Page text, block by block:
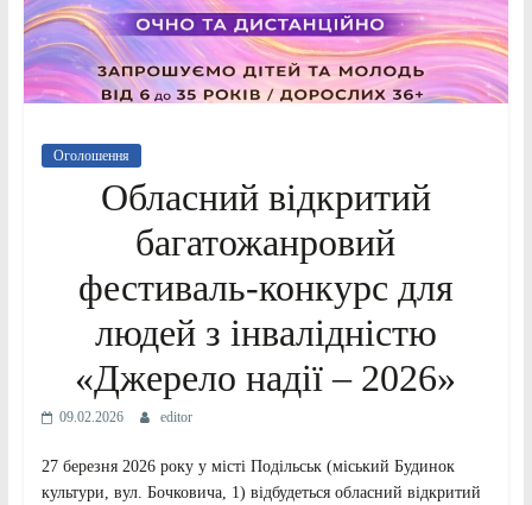
Оголошення
Обласний відкритий
багатожанровий
фестиваль-конкурс для
людей з інвалідністю
«Джерело надії – 2026»
09.02.2026 editor
27 березня 2026 року у місті Подільськ (міський Будинок
культури, вул. Бочковича, 1) відбудеться обласний відкритий